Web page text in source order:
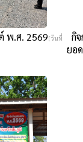
พ.ศ. 2569[วันที่
กิ
ยอ